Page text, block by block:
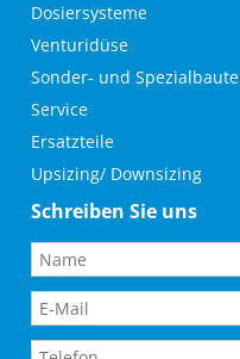
+49 5148 / 910 99 0
info@mueller-eldingen.de
Dosiersysteme
Venturidüse
Sonder- und
Service
Ersatzteile
Upsizing/ Downsizing
Schreiben Sie uns